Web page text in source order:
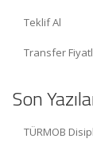
Teklif Al
Transfer
Son
TÜRMOB